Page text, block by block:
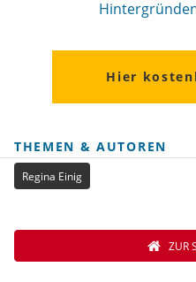
Hier
THEMEN & AUTOREN
Regina Einig
ZUR